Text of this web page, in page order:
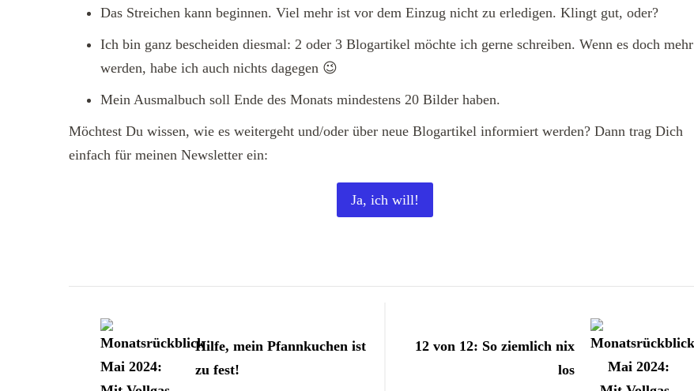
Das Streichen kann beginnen. Viel mehr ist vor dem Einzug nicht zu erledigen. Klingt gut, oder?
Ich bin ganz bescheiden diesmal: 2 oder 3 Blogartikel möchte ich gerne schreiben. Wenn es doch mehr
werden, habe ich auch nichts dagegen 😉
Mein Ausmalbuch soll Ende des Monats mindestens 20 Bilder haben.
Möchtest Du wissen, wie es weitergeht und/oder über neue Blogartikel informiert werden? Dann trag Dich
einfach für meinen Newsletter ein:
Ja, ich will!
Hilfe, mein Pfannkuchen ist
zu fest!
12 von 12: So ziemlich nix
los